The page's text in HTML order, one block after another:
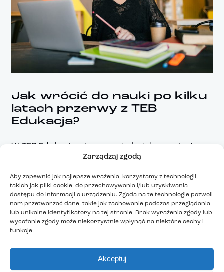
Zarządzaj zgodą
Aby zapewnić jak najlepsze wrażenia, korzystamy z technologii,
takich jak pliki cookie, do przechowywania i/lub uzyskiwania
dostępu do informacji o urządzeniu. Zgoda na te technologie pozwoli
nam przetwarzać dane, takie jak zachowanie podczas przeglądania
lub unikalne identyfikatory na tej stronie. Brak wyrażenia zgody lub
wycofanie zgody może niekorzystnie wpłynąć na niektóre cechy i
funkcje.
Akceptuj
Jak wrócić do nauki po kilku
latach przerwy z TEB
Edukacja?
W TEB Edukacja wierzymy, że każdy czas jest
dobry na naukę! Kiedy tylko czujesz motywację
do działania, warto pójść za ciosem i zapisać się
na jeden z
kursów TEB Edukacja
Najlepiej uczymy się nowych umiejętności przez
zainteresowania, dlatego wybierz temat i branżę,
które najbardziej Cię interesują. Oferta TEB
Edukacja jest naprawdę szeroka – od